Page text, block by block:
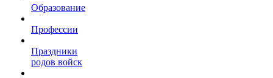
Образование
Профессии
Праздники
родов войск